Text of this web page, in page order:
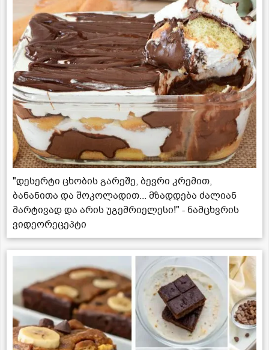
"დესერტი ცხობის გარეშე, ბევრი კრემით,
ბანანითა და შოკოლადით... მზადდება ძალიან
მარტივად და არის უგემრიელესი!" - ნამცხვრის
ვიდეორეცეპტი